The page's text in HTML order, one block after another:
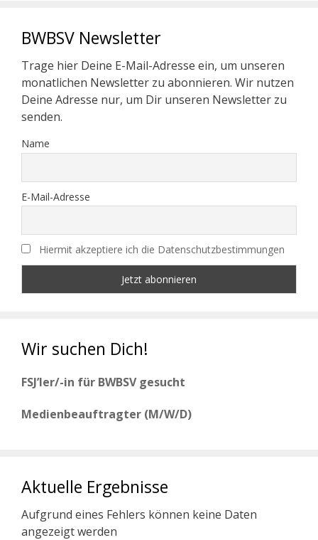
BWBSV Newsletter
Trage hier Deine E-Mail-Adresse ein, um unseren
monatlichen Newsletter zu abonnieren. Wir nutzen
Deine Adresse nur, um Dir unseren Newsletter zu
senden.
Name
E-Mail-Adresse
Hiermit akzeptiere ich die Datenschutzbestimmungen
Wir suchen Dich!
FSJ’ler/-in für BWBSV gesucht
Medienbeauftragter (M/W/D)
Aktuelle Ergebnisse
Aufgrund eines Fehlers können keine Daten
angezeigt werden